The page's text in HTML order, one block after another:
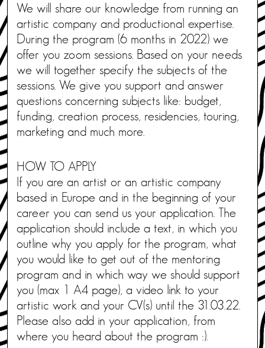
We will share our knowledge from running an
artistic company and productional expertise.
During the program (6 months in 2022) we
offer you zoom sessions. Based on your needs
we will together specify the subjects of the
sessions. We give you support and answer
questions concerning subjects like: budget,
funding, creation process, residencies, touring,
marketing and much more.
HOW TO APPLY
If you are an artist or an artistic company
based in Europe and in the beginning of your
career you can send us your application. The
application should include a text, in which you
outline why you apply for the program, what
you would like to get out of the mentoring
program and in which way we should support
you (max 1 A4 page), a video link to your
artistic work and your CV(s) until the 31.03.22.
Please also add in your application, from
where you heard about the program :).